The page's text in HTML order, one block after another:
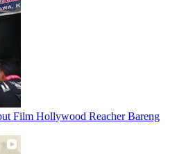
Film Hollywood Reacher Bareng